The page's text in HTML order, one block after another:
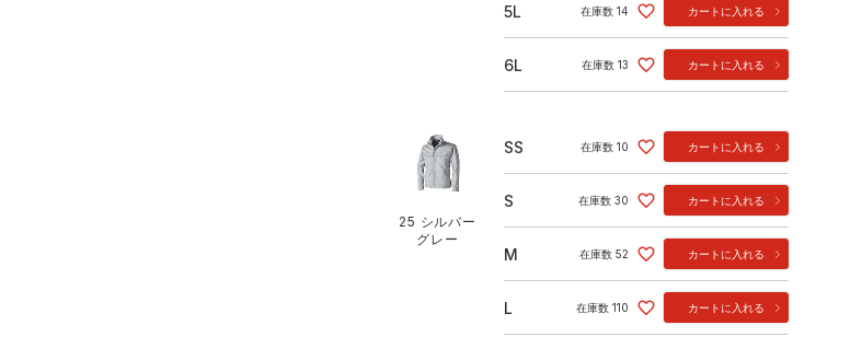
5L 在庫数 14 カートに入れる
6L 在庫数 13 カートに入れる
25 シルバー
グレー
SS 在庫数 10 カートに入れる
S 在庫数 30 カートに入れる
M 在庫数 52 カートに入れる
L 在庫数 110 カートに入れる